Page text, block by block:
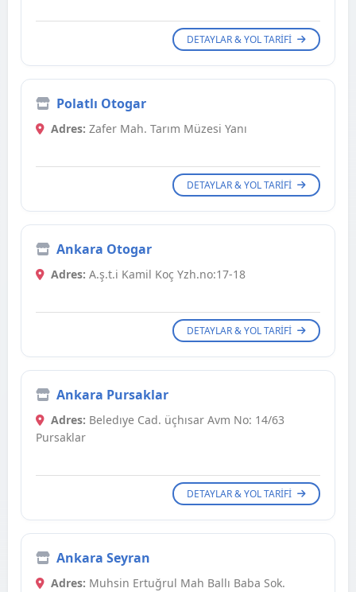
DETAYLAR & YOL TARIFI
Polatlı Otogar
Adres: Zafer Mah. Tarım Müzesi Yanı
DETAYLAR & YOL TARIFI
Ankara Otogar
Adres: A.ş.t.i Kamil Koç Yzh.no:17-18
DETAYLAR & YOL TARIFI
Ankara Pursaklar
Adres: Beledıye Cad. üçhısar Avm No: 14/63
Pursaklar
DETAYLAR & YOL TARIFI
Ankara Seyran
Adres: Muhsin Ertuğrul Mah Ballı Baba Sok.